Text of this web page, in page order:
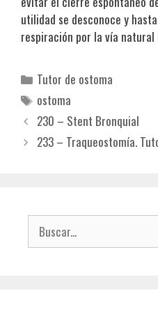
utilidad se desconoce y
respiración por la vía
Categorías
Tutor de ostoma
Etiquetas
ostoma
230 – Stent Bronquial
233 – Traqueostomía.
Buscar: